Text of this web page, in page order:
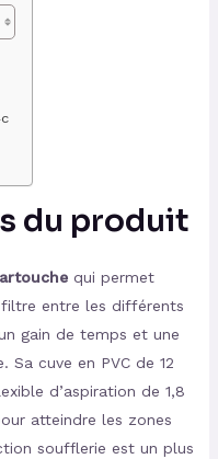
du produit
qui permet
filtre entre les différents
gain de temps et une
Sa cuve en PVC de 12
d’aspiration de 1,8
atteindre les zones
soufflerie est un plus